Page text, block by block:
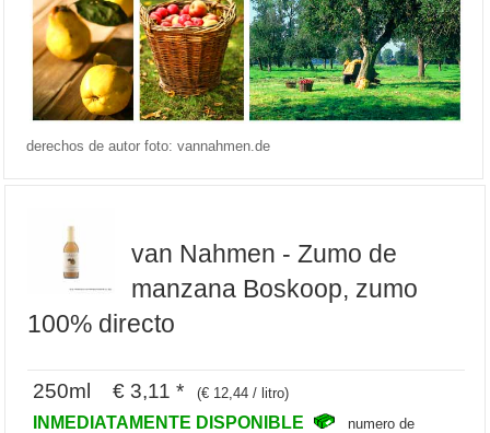
derechos de autor foto: vannahmen.de
van Nahmen - Zumo de
manzana Boskoop, zumo
100% directo
250ml € 3,11 * (€ 12,44 / litro)
INMEDIATAMENTE DISPONIBLE
numero de